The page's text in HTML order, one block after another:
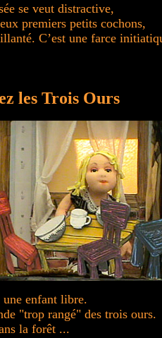
se veut distractive,
premiers petits cochons,
C’est une farce
les Trois Ours
enfant libre.
"trop rangé" des trois ours.
la forêt ...